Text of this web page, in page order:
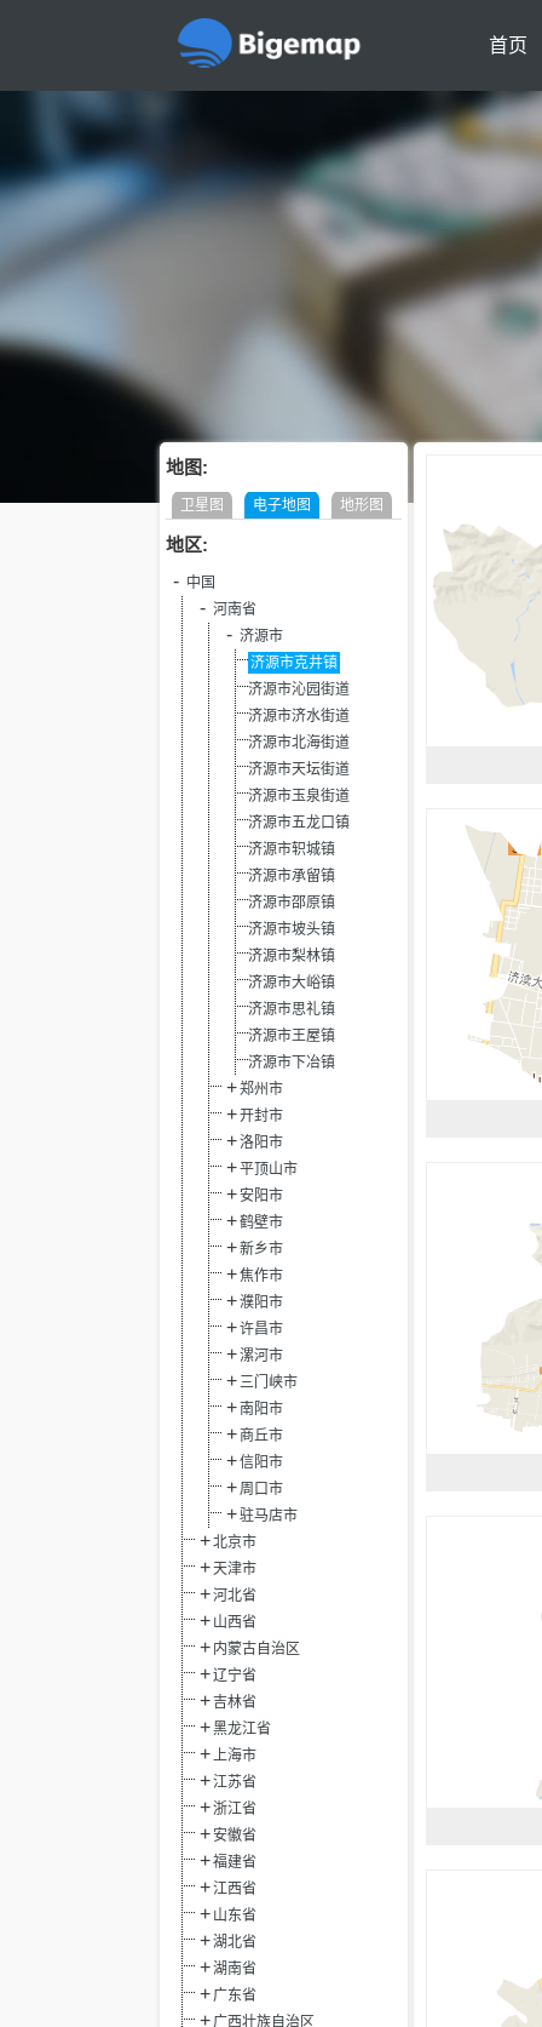
首页
地图:
卫星图 电子地图 地形图
地区:
中国
河南省
济源市
济源市克井镇
济源市沁园街道
济源市济水街道
济源市北海街道
济源市天坛街道
济源市玉泉街道
济源市五龙口镇
济源市轵城镇
济源市承留镇
济源市邵原镇
济源市坡头镇
济源市梨林镇
济源市大峪镇
济源市思礼镇
济源市王屋镇
济源市下冶镇
郑州市
开封市
洛阳市
平顶山市
安阳市
鹤壁市
新乡市
焦作市
濮阳市
许昌市
漯河市
三门峡市
南阳市
商丘市
信阳市
周口市
驻马店市
北京市
天津市
河北省
山西省
内蒙古自治区
辽宁省
吉林省
黑龙江省
上海市
江苏省
浙江省
安徽省
福建省
江西省
山东省
湖北省
湖南省
广东省
广西壮族自治区